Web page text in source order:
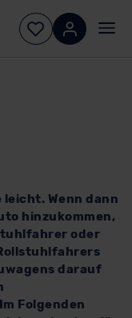
leicht. Wenn dann
hinzukommen,
oder
darauf
Folgenden